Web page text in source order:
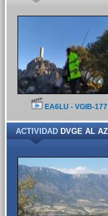
EA6LU - VGIB-177
ACTIVIDADDVGE AL